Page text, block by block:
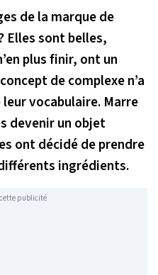
de la marque de
Elles sont belles,
plus finir, ont un
de complexe n’a
vocabulaire. Marre
devenir un objet
ont décidé de prendre
ingrédients.
publicité